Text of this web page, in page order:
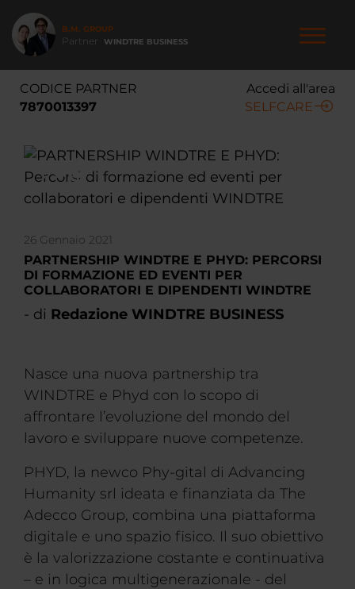
contenuto
principale
B.M. GROUP
Partner WINDTRE BUSINESS
CODICE PARTNER
7870013397
Accedi all'area
SELFCARE
NAVIGAZIONE
PRINCIPALE
26 Gennaio 2021
PARTNERSHIP WINDTRE E PHYD: PERCORSI
DI FORMAZIONE ED EVENTI PER
COLLABORATORI E DIPENDENTI WINDTRE
- di Redazione WINDTRE BUSINESS
Nasce una nuova partnership tra
WINDTRE e Phyd con lo scopo di
affrontare l’evoluzione del mondo del
lavoro e sviluppare nuove competenze.
PHYD, la newco Phy-gital di Advancing
Humanity srl ideata e finanziata da The
Adecco Group, combina una piattaforma
digitale e uno spazio fisico. Il suo obiettivo
è la valorizzazione costante e continuativa
– e in logica multigenerazionale - del